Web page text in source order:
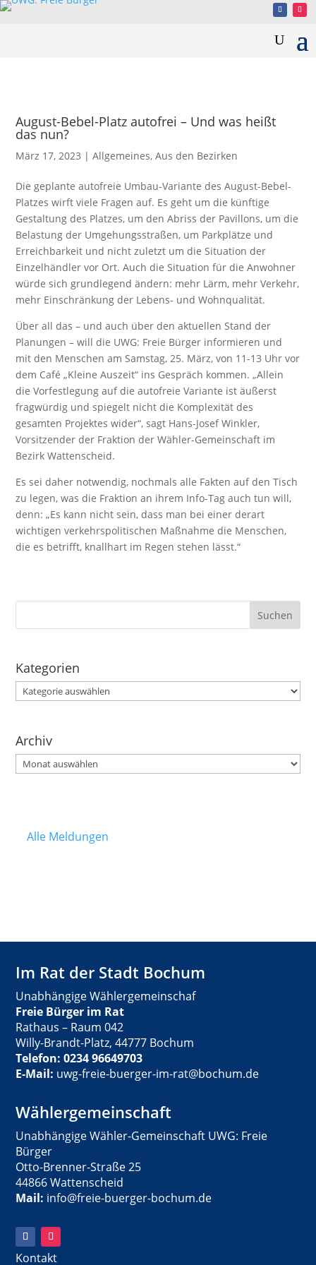
August-Bebel-Platz autofrei – Und was heißt
das nun?
März 17, 2023 |Allgemeines,Aus den Bezirken
Die geplante autofreie Umbau-Variante des August-Bebel-
Platzes wirft viele Fragen auf. Es geht um die künftige
Gestaltung des Platzes, um den Abriss der Pavillons, um die
Belastung der Umgehungsstraßen, um Parkplätze und
Erreichbarkeit und nicht zuletzt um die Situation der
Einzelhändler vor Ort. Auch die Situation für die Anwohner
würde sich grundlegend ändern: mehr Lärm, mehr Verkehr,
mehr Einschränkung der Lebens- und Wohnqualität.
Über all das – und auch über den aktuellen Stand der
Planungen – will die UWG: Freie Bürger informieren und
mit den Menschen am Samstag, 25. März, von 11-13 Uhr vor
dem Café „Kleine Auszeit“ ins Gespräch kommen. „Allein
die Vorfestlegung auf die autofreie Variante ist äußerst
fragwürdig und spiegelt nicht die Komplexität des
gesamten Projektes wider“, sagt Hans-Josef Winkler,
Vorsitzender der Fraktion der Wähler-Gemeinschaft im
Bezirk Wattenscheid.
Es sei daher notwendig, nochmals alle Fakten auf den Tisch
zu legen, was die Fraktion an ihrem Info-Tag auch tun will,
denn: „Es kann nicht sein, dass man bei einer derart
wichtigen verkehrspolitischen Maßnahme die Menschen,
die es betrifft, knallhart im Regen stehen lässt.“
Kategorien
Kategorien
Archiv
Archiv
Alle Meldungen
Im Rat der Stadt Bochum
Unabhängige Wählergemeinschaf
Freie Bürger im Rat
Rathaus – Raum 042
Willy-Brandt-Platz, 44777 Bochum
Telefon: 0234 96649703
E-Mail: uwg-freie-buerger-im-rat@bochum.de
Wählergemeinschaft
Unabhängige Wähler-Gemeinschaft UWG: Freie
Bürger
Otto-Brenner-Straße 25
44866 Wattenscheid
Mail: info@freie-buerger-bochum.de
Kontakt